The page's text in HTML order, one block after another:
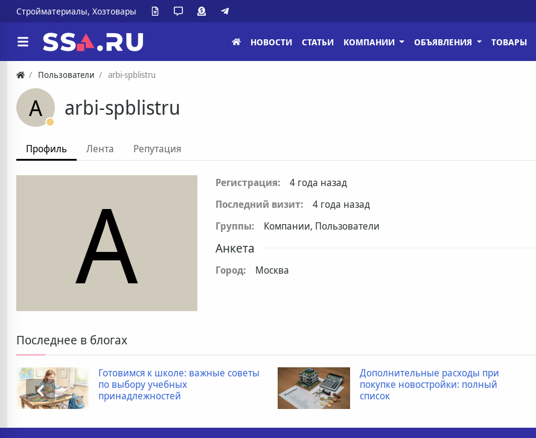
Стройматериалы, Хозтовары
НОВОСТИ СТАТЬИ КОМПАНИИ ОБЪЯВЛЕНИЯ ТОВАРЫ
Пользователи arbi-spblistru
A arbi-spblistru
Профиль Лента Репутация
A Регистрация:
4 года назад
Последний визит:
4 года назад
Группы:
Компании, Пользователи
Анкета
Город: Москва
Последнее в блогах
Готовимся к школе: важные советы
по выбору учебных
принадлежностей
Дополнительные расходы при
покупке новостройки: полный
список